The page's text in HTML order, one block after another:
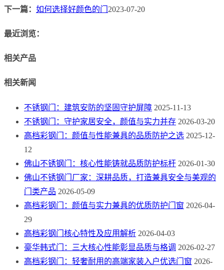
下一篇： 如何选择好颜色的门 2023-07-20
最近浏览：
相关产品
相关新闻
不锈钢门：建筑安防的坚固守护屏障 2025-11-13
不锈钢门：守护家居安全，颜值与实力并存 2026-03-20
高档彩钢门：颜值与性能兼具的品质防护之选 2025-12-
12
佛山不锈钢门：核心性能铸就品质防护标杆 2026-01-30
佛山不锈钢门厂家：深耕品质，打造兼具安全与美观的
门类产品 2026-05-09
高档彩钢门：颜值与实力兼具的优质防护门窗 2026-04-
29
高档彩钢门核心特性及应用解析 2026-04-03
豪华韩式门：三大核心性能彰显品质与格调 2026-02-27
高档彩钢门：轻奢耐用的高端家装入户优选门窗 2026-